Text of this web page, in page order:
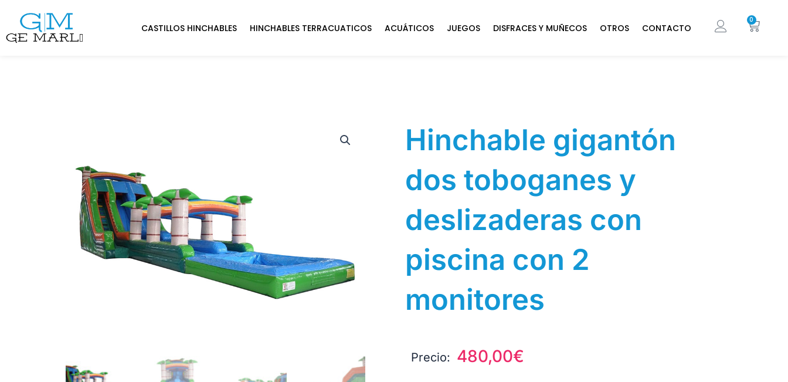
CASTILLOS HINCHABLES HINCHABLES TERRACUATICOS ACUÁTICOS JUEGOS DISFRACES Y MUÑECOS OTROS CONTACTO
0
Hinchable gigantón
dos toboganes y
deslizaderas con
piscina con 2
monitores
Precio: 480,00€